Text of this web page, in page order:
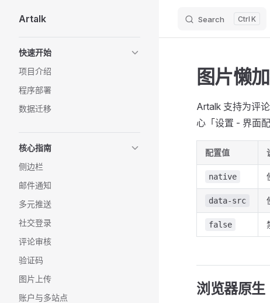
Skip to content
Artalk Search K
快速开始
项目介绍
程序部署
数据迁移
核心指南
侧边栏
邮件通知
多元推送
社交登录
评论审核
验证码
图片上传
账户与多站点
图片懒
Artalk 支持为评
心「设置 - 界面
配置值
native
data-src
false
浏览器原生